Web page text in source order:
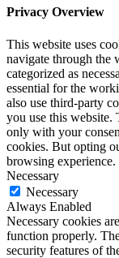
Privacy Overview
This website uses
navigate through the
categorized as
essential for the
also use third-party
you use this website.
only with your
cookies. But opting
browsing experience.
Necessary
Necessary
Always Enabled
Necessary cookies
function properly.
security features of